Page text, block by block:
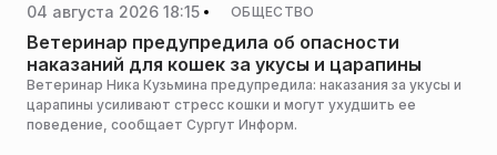
04 августа 2026 18:15 ОБЩЕСТВО
Ветеринар предупредила об опасности
наказаний для кошек за укусы и царапины
Ветеринар Ника Кузьмина предупредила: наказания за укусы и
царапины усиливают стресс кошки и могут ухудшить ее
поведение, сообщает Сургут Информ.